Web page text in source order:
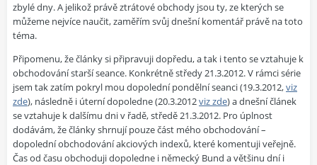
zbylé dny. A jelikož právě ztrátové obchody jsou ty, ze kterých se
můžeme nejvíce naučit, zaměřím svůj dnešní komentář právě na toto
téma.
Připomenu, že články si připravuji dopředu, a tak i tento se vztahuje k
obchodování starší seance. Konkrétně středy 21.3.2012. V rámci série
jsem tak zatím pokryl mou dopolední pondělní seanci (19.3.2012,viz
zde), následně i úterní dopoledne (20.3.2012viz zde) a dnešní článek
se vztahuje k dalšímu dni v řadě, středě 21.3.2012. Pro úplnost
dodávám, že články shrnují pouze část mého obchodování –
dopolední obchodování akciových indexů, které komentuji veřejně.
Čas od času obchoduji dopoledne i německý Bund a většinu dní i